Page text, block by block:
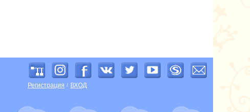
Регистрация / ВХОД